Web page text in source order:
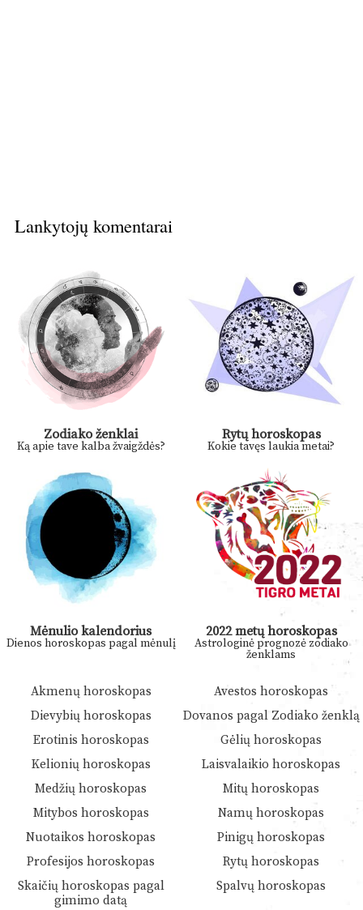
Lankytojų komentarai
Zodiako ženklai
Ką apie tave kalba žvaigždės?
Rytų horoskopas
Kokie tavęs laukia metai?
Mėnulio kalendorius
Dienos horoskopas pagal mėnulį
2022 metų horoskopas
Astrologinė prognozė zodiako
ženklams
Akmenų horoskopas
Avestos horoskopas
Dievybių horoskopas
Dovanos pagal Zodiako ženklą
Erotinis horoskopas
Gėlių horoskopas
Kelionių horoskopas
Laisvalaikio horoskopas
Medžių horoskopas
Mitų horoskopas
Mitybos horoskopas
Namų horoskopas
Nuotaikos horoskopas
Pinigų horoskopas
Profesijos horoskopas
Rytų horoskopas
Skaičių horoskopas pagal
gimimo datą
Spalvų horoskopas